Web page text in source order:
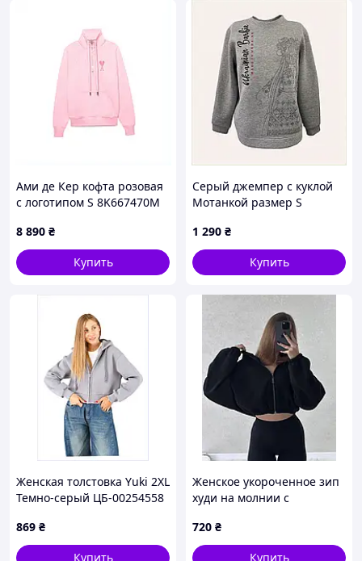
Ами де Кер кофта розовая
с логотипом S 8K667470M
8 890 ₴
Купить
Серый джемпер с куклой
Мотанкой размер S
1 290 ₴
Купить
Женская толстовка Yuki 2XL
Темно-серый ЦБ-00254558
8B8288BK60
869 ₴
Купить
Женское укороченное зип
худи на молнии с
флисе черный
шоколадный серый
720 ₴
Купить